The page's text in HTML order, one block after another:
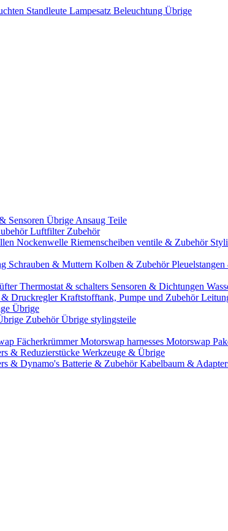
Standleute Lampesatz Beleuchtung Übrige
Sensoren Übrige Ansaug Teile
Luftfilter Zubehör
Nockenwelle Riemenscheiben ventile & Zubehör
Schrauben & Muttern Kolben & Zubehör
Thermostat & schalters Sensoren & Dichtungen
DruckreglerKraftstofftank, Pumpe und Zubehör
Übrige
ZubehörÜbrige stylingsteile
FächerkrümmerMotorswap harnesses Motorswap
& Reduzierstücke Werkzeuge & Übrige
& Dynamo's Batterie & ZubehörKabelbaum &